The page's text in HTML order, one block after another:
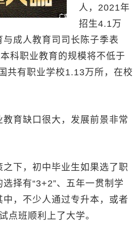
人，2021年
招生4.1万
成人教育司司长陈子季表
科职业教育的规模将不低于
共有职业学校1.13万所，在校
育缺口很大，发展前景非常
下，初中毕业生如果选了职
择有“3+2”、五年一贯制学
，不少人通过专升本，或者
点班顺利上了大学。